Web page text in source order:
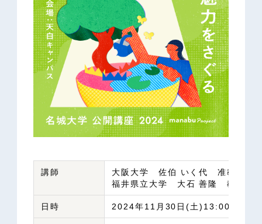
講師
大阪大学 佐伯 いく代 准教
福井県立大学 大石 善隆 教授
日時 2024年11月30日(土)13:00～